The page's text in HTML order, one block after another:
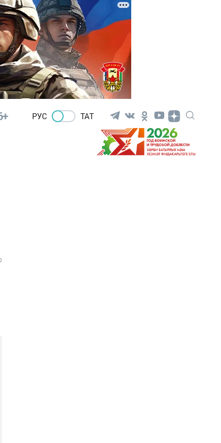
РУС ТАТ